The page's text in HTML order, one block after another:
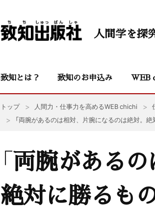
人間学を探
致知とは？ 致知のお申込み WEB
トップ 人間力・仕事力を高めるWEB chichi
「両腕があるのは相対、片腕になるのは絶対。
「両腕がある
絶対に勝るも